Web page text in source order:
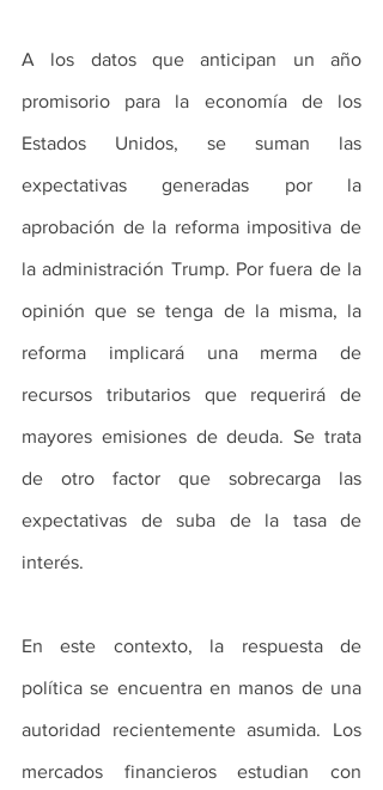
A los datos que anticipan un año
promisorio para la economía de los
Estados Unidos, se suman las
expectativas generadas por la
aprobación de la reforma impositiva de
la administración Trump. Por fuera de la
opinión que se tenga de la misma, la
reforma implicará una merma de
recursos tributarios que requerirá de
mayores emisiones de deuda. Se trata
de otro factor que sobrecarga las
expectativas de suba de la tasa de
interés.
En este contexto, la respuesta de
política se encuentra en manos de una
autoridad recientemente asumida. Los
mercados financieros estudian con